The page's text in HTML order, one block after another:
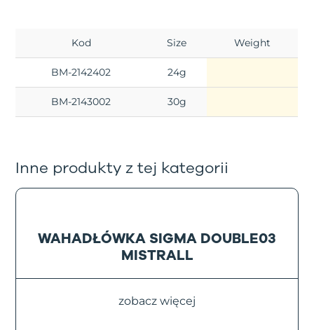
Kod Size Weight
BM-2142402 24g
BM-2143002 30g
Inne produkty z tej kategorii
WAHADŁÓWKA SIGMA DOUBLE03
MISTRALL
zobacz więcej